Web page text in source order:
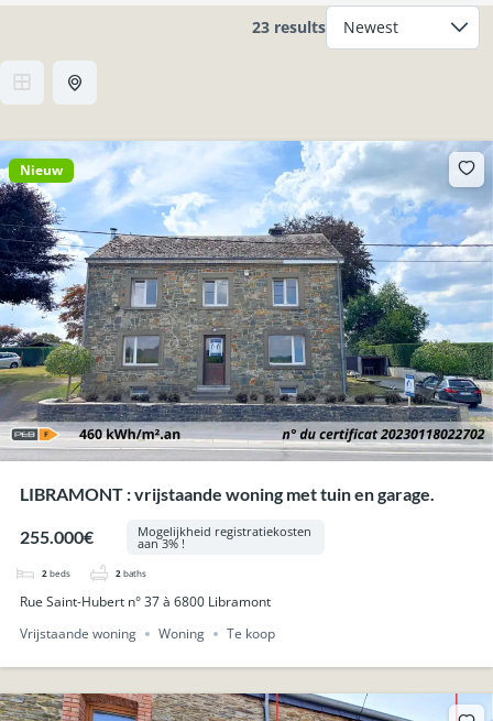
23 results
Nieuw
LIBRAMONT : vrijstaande woning met tuin en garage.
255.000€ Mogelijkheid registratiekosten
aan 3% !
2 beds 2 baths
Rue Saint-Hubert n° 37 à 6800 Libramont
Vrijstaande woning
Woning Te koop